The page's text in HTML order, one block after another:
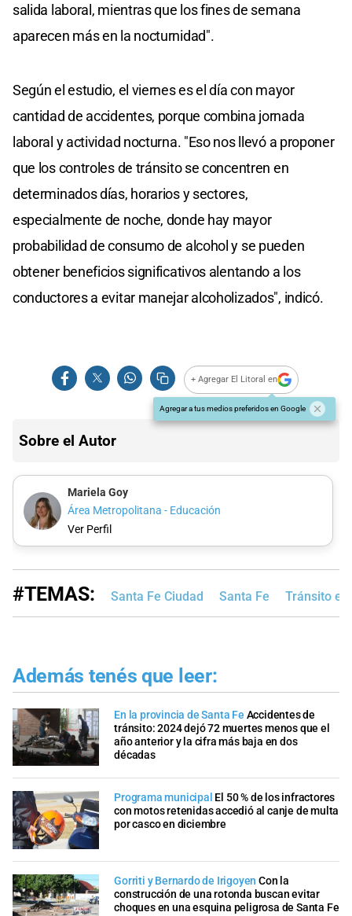
salida laboral, mientras que los fines de semana
aparecen más en la nocturnidad".
Según el estudio, el viernes es el día con mayor
cantidad de accidentes, porque combina jornada
laboral y actividad nocturna. "Eso nos llevó a proponer
que los controles de tránsito se concentren en
determinados días, horarios y sectores,
especialmente de noche, donde hay mayor
probabilidad de consumo de alcohol y se pueden
obtener beneficios significativos alentando a los
conductores a evitar manejar alcoholizados", indicó.
+ Agregar El Litoral en
Agregar a tus medios preferidos en Google
Sobre el Autor
Mariela Goy
Área Metropolitana - Educación
Ver Perfil
#TEMAS: Santa Fe Ciudad Santa Fe Tránsito en
Además tenés que leer:
En la provincia de Santa Fe Accidentes de
tránsito: 2024 dejó 72 muertes menos que el
año anterior y la cifra más baja en dos
décadas
Programa municipal El 50 % de los infractores
con motos retenidas accedió al canje de multa
por casco en diciembre
Gorriti y Bernardo de Irigoyen Con la
construcción de una rotonda buscan evitar
choques en una esquina peligrosa de Santa Fe